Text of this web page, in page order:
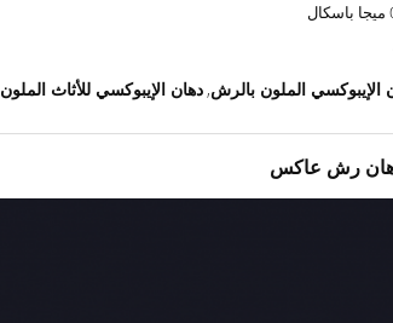
الإيبوكسي الملون بالرش, دهان الإيبوكسي للأثاث الملون
دهان رش عاكس